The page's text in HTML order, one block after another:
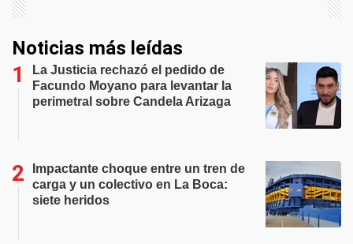
Noticias más leídas
La Justicia rechazó el pedido de
Facundo Moyano para levantar la
perimetral sobre Candela Arizaga
Impactante choque entre un tren de
carga y un colectivo en La Boca:
siete heridos